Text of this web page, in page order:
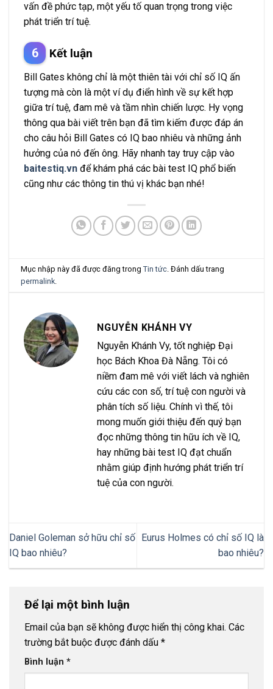
vấn đề phức tạp, một yếu tố quan trọng trong việc
phát triển trí tuệ.
Kết luận
Bill Gates không chỉ là một thiên tài với chỉ số IQ ấn
tượng mà còn là một ví dụ điển hình về sự kết hợp
giữa trí tuệ, đam mê và tầm nhìn chiến lược. Hy vọng
thông qua bài viết trên bạn đã tìm kiếm được đáp án
cho câu hỏi Bill Gates có IQ bao nhiêu và những ảnh
hưởng của nó đến ông. Hãy nhanh tay truy cập vào
baitestiq.vn để khám phá các bài test IQ phổ biến
cũng như các thông tin thú vị khác bạn nhé!
Mục nhập này đã được đăng trongTin tức . Đánh dấu trang
permalink
NGUYỄN KHÁNH VY
Nguyễn Khánh Vy, tốt nghiệp Đại
học Bách Khoa Đà Nẵng. Tôi có
niềm đam mê với viết lách và nghiên
cứu các con số, trí tuệ con người và
phân tích số liệu. Chính vì thế, tôi
mong muốn giới thiệu đến quý bạn
đọc những thông tin hữu ích về IQ,
hay những bài test IQ đạt chuẩn
nhằm giúp định hướng phát triển trí
tuệ của con người.
Daniel Goleman sở hữu chỉ số
IQ bao nhiêu?
Eurus Holmes có chỉ số IQ là
bao nhiêu?
Để lại một bình luận
Email của bạn sẽ không được hiển thị công khai. Các
trường bắt buộc được đánh dấu *
Bình luận *